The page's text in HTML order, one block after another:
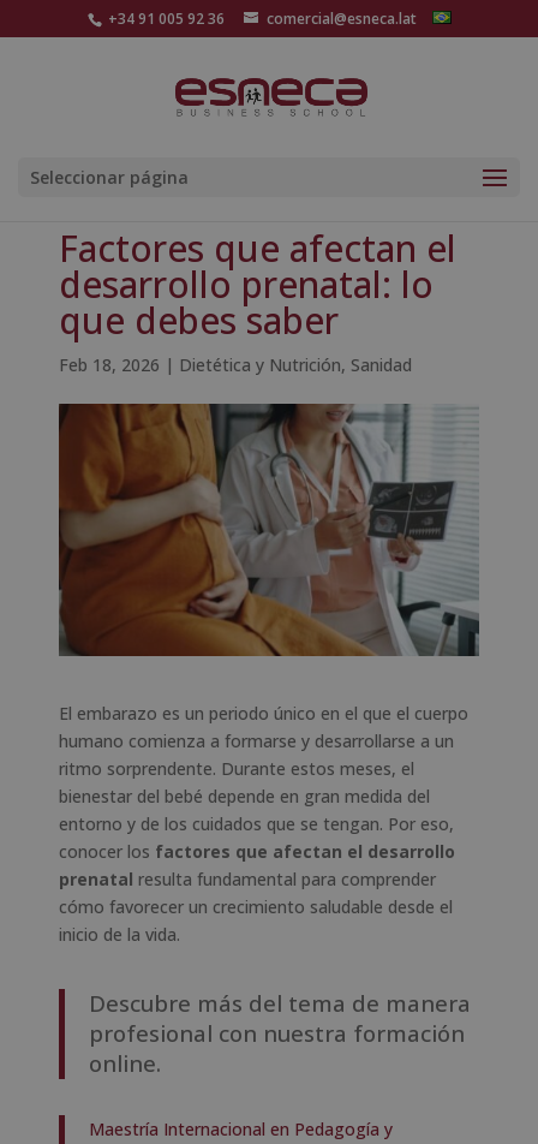
+34 91 005 92 36 comercial@esneca.lat
Seleccionar página
Factores que afectan el
desarrollo prenatal: lo
que debes saber
Feb 18, 2026 | Dietética y Nutrición, Sanidad
El embarazo es un periodo único en el que el cuerpo
humano comienza a formarse y desarrollarse a un
ritmo sorprendente. Durante estos meses, el
bienestar del bebé depende en gran medida del
entorno y de los cuidados que se tengan. Por eso,
conocer los factores que afectan el desarrollo
prenatal resulta fundamental para comprender
cómo favorecer un crecimiento saludable desde el
inicio de la vida.
Descubre más del tema de manera
profesional con nuestra formación
online.
Maestría Internacional en Pedagogía y